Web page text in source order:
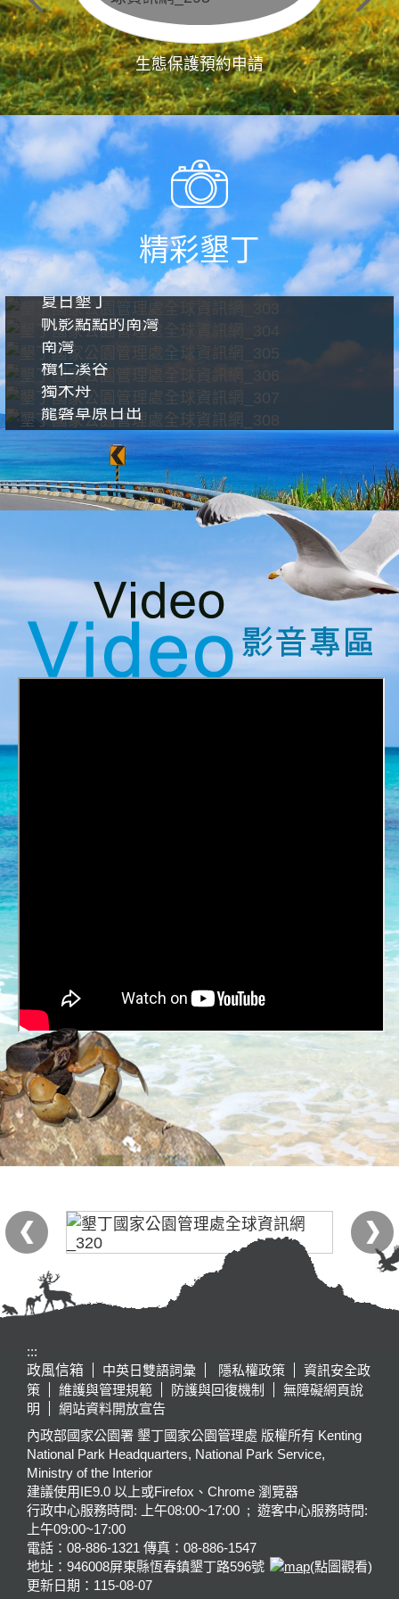
生態保護預約申請
精彩墾丁
夏日墾丁
帆影點點的南灣
南灣
欖仁溪谷
獨木舟
龍磐草原日出
:::
政風信箱
中英日雙語詞彙 隱私權政策
資訊安全政
策
維護與管理規範 防護與回復機制
無障礙網頁說
明
網站資料開放宣告
內政部國家公園署 墾丁國家公園管理處 版權所有 Kenting
National Park Headquarters, National Park Service,
Ministry of the Interior
建議使用IE9.0 以上或Firefox、Chrome 瀏覽器
行政中心服務時間: 上午08:00~17:00 ; 遊客中心服務時間:
上午09:00~17:00
電話：08-886-1321 傳真：08-886-1547
地址：946008屏東縣恆春鎮墾丁路596號
(點圖觀看)
更新日期： 115-08-07